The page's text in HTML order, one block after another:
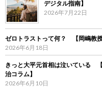
デジタル指南】
2026年7月22日
ゼロトラストって何？ 【岡嶋教授
2026年6月18日
きっと大平元首相は泣いている
治コラム】
2026年6月10日